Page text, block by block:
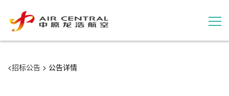
<招标公告 > 公告详情